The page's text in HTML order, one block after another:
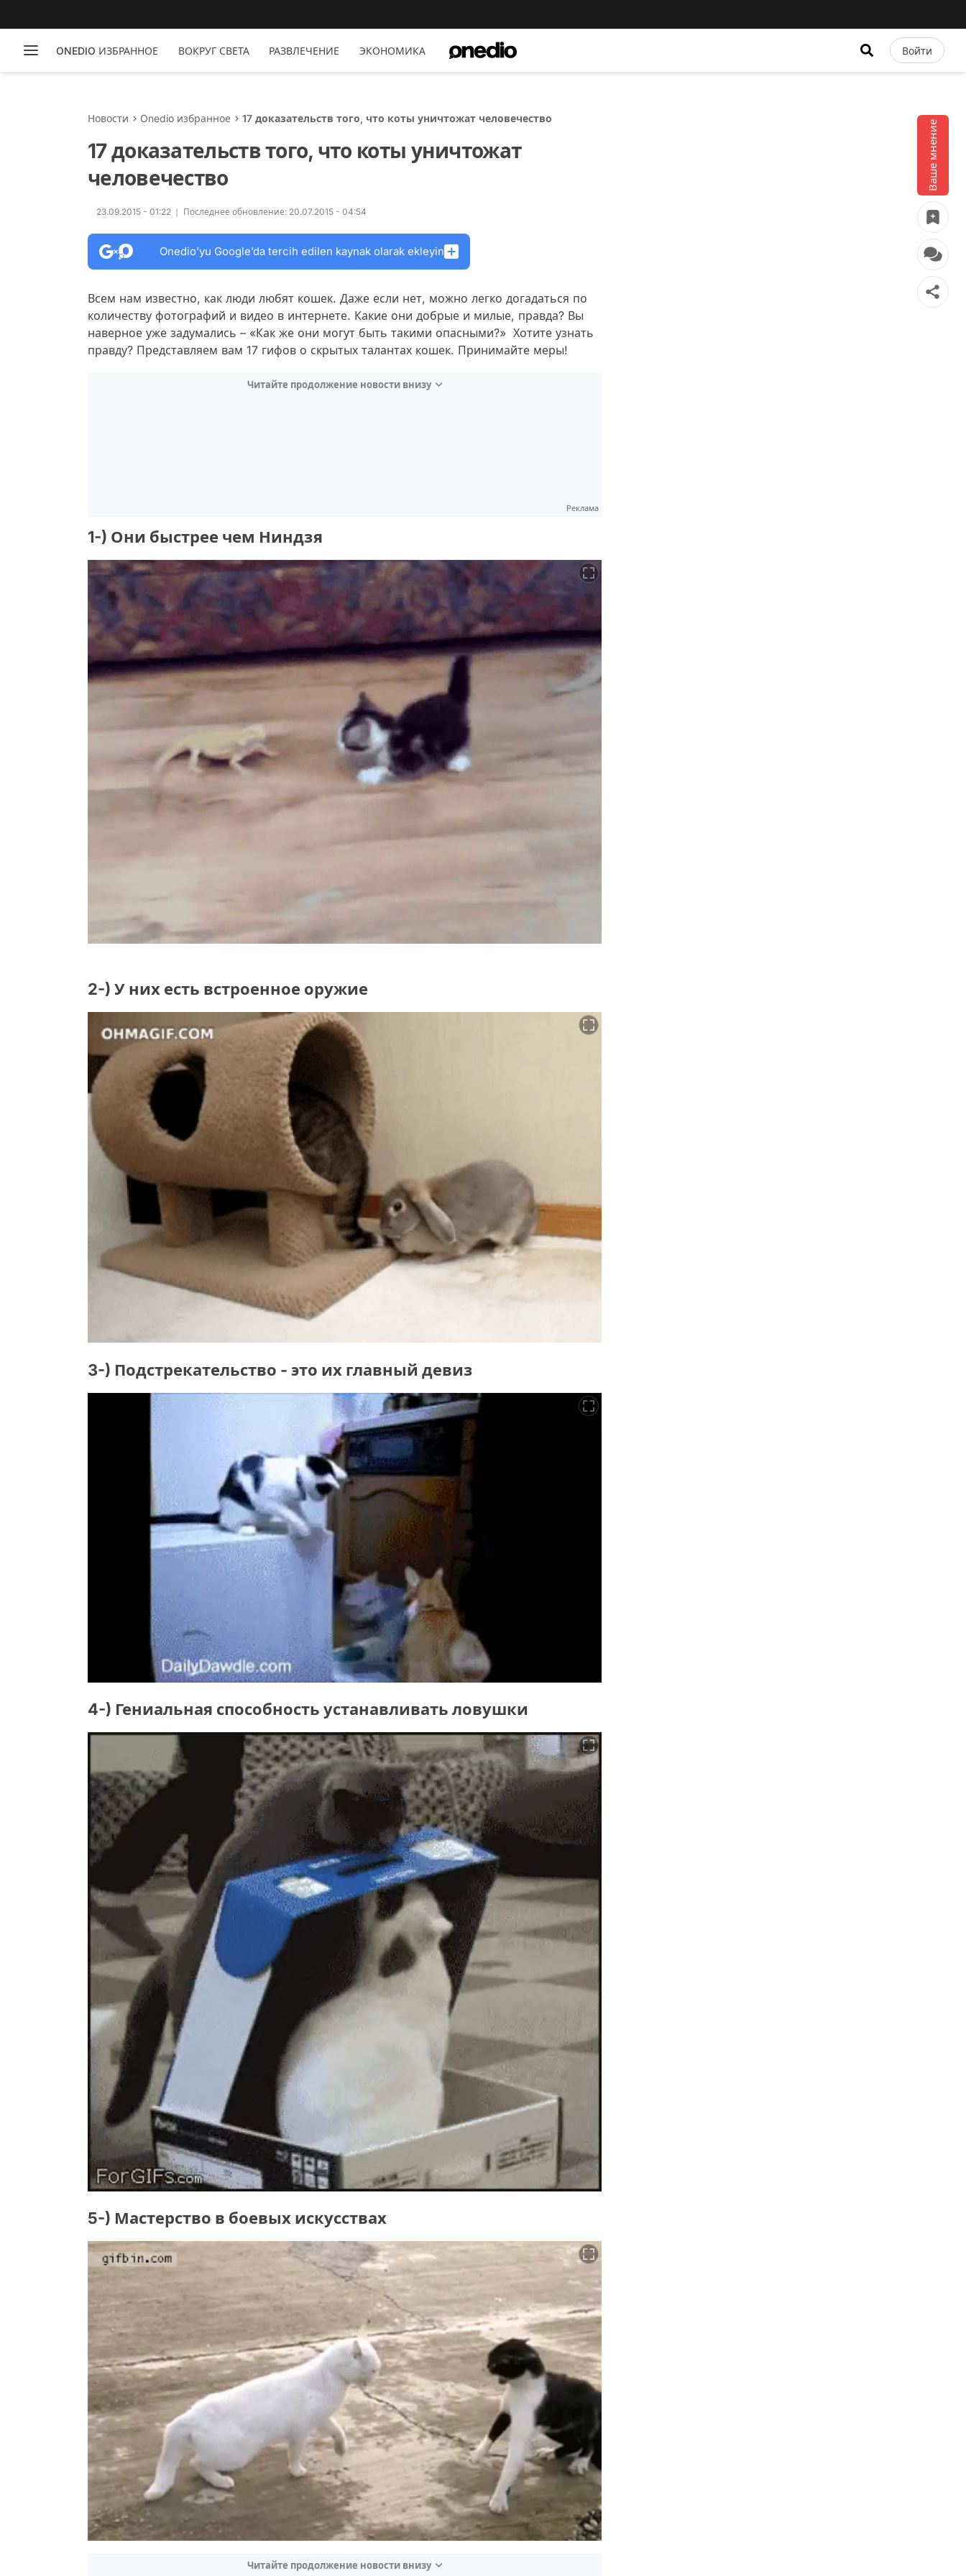
ONEDIO ИЗБРАННОЕ ВОКРУГ СВЕТА РАЗВЛЕЧЕНИЕ ЭКОНОМИКА Войти
Ваше мнение
Новости Onedio избранное 17 доказательств того, что коты уничтожат человечество
17 доказательств того, что коты уничтожат
человечество
23.09.2015 - 01:22 Последнее обновление: 20.07.2015 - 04:54
Onedio’yu Google’da tercih edilen kaynak olarak ekleyin
Всем нам известно, как люди любят кошек. Даже если нет, можно легко догадаться по
количеству фотографий и видео в интернете. Какие они добрые и милые, правда? Вы
наверное уже задумались – «Как же они могут быть такими опасными?» Хотите узнать
правду? Представляем вам 17 гифов о скрытых талантах кошек. Принимайте меры!
Читайте продолжение новости внизу
Реклама
1-) Они быстрее чем Ниндзя
2-) У них есть встроенное оружие
3-) Подстрекательство - это их главный девиз
4-) Гениальная способность устанавливать ловушки
5-) Мастерство в боевых искусствах
Читайте продолжение новости внизу